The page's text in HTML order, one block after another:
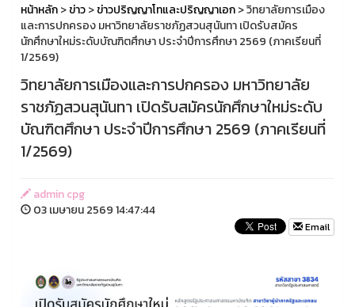
หน้าหลัก>ข่าว>ข่าวปริญญาโทและปริญญาเอก> วิทยาลัยการเมือง
และการปกครอง มหาวิทยาลัยราชภัฏสวนสุนันทา เปิดรับสมัคร
นักศึกษาใหม่ระดับบัณฑิตศึกษา ประจำปีการศึกษา 2569 (ภาคเรียนที่
1/2569)
วิทยาลัยการเมืองและการปกครอง มหาวิทยาลัย
ราชภัฏสวนสุนันทา เปิดรับสมัครนักศึกษาใหม่ระดับ
บัณฑิตศึกษา ประจำปีการศึกษา 2569 (ภาคเรียนที่
1/2569)
admin cpg
03 เมษายน 2569 14:47:44
Email